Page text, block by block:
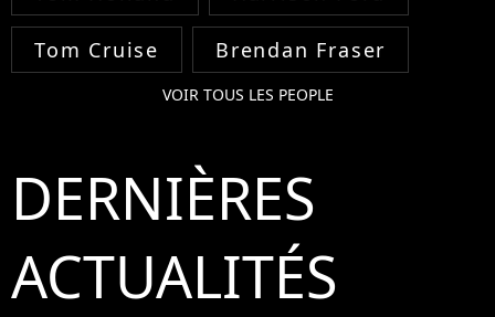
Tom Cruise Brendan Fraser
VOIR TOUS LES PEOPLE
DERNIÈRES
ACTUALITÉS